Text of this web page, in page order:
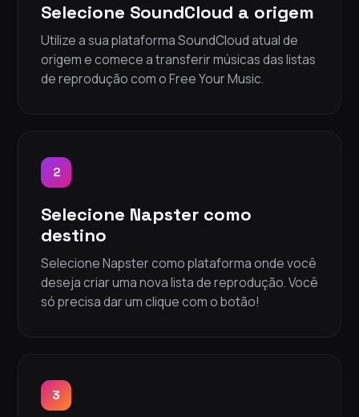
Selecione SoundCloud a origem
Utilize a sua plataforma SoundCloud atual de
origem e comece a transferir músicas das listas
de reprodução com o Free Your Music.
2
Selecione Napster como
destino
Selecione Napster como plataforma onde você
deseja criar uma nova lista de reprodução. Você
só precisa dar um clique com o botão!
3